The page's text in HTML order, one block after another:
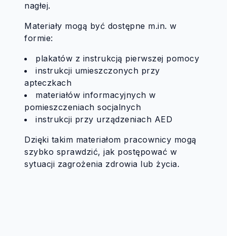
nagłej.
Materiały mogą być dostępne m.in. w
formie:
plakatów z instrukcją pierwszej pomocy
instrukcji umieszczonych przy
apteczkach
materiałów informacyjnych w
pomieszczeniach socjalnych
instrukcji przy urządzeniach AED
Dzięki takim materiałom pracownicy mogą
szybko sprawdzić, jak postępować w
sytuacji zagrożenia zdrowia lub życia.